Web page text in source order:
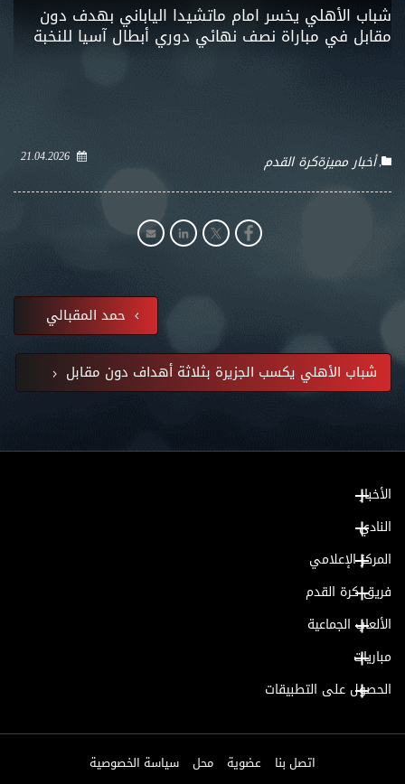
شباب الأهلي يخسر امام ماتشيدا الياباني بهدف دون
مقابل في مباراة نصف نهائي دوري أبطال آسيا للنخبة
21.04.2026 أخبار مميزةكرة القدم
حمد المقبالي
شباب الأهلي يكسب الجزيرة بثلاثة أهداف دون مقابل
الأخبار
النادي
المركز الإعلامي
فريق كرة القدم
الألعاب الجماعية
مباريات
الحصول على التطبيقات
اتصل بنا عضوية محل سياسة الخصوصية